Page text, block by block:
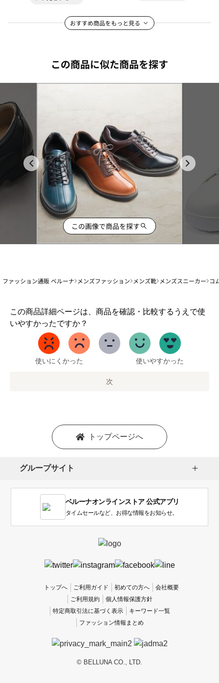
おすすめ商品をもっと見る
この商品に似た商品を探す
この画像で商品を探す
ファッション通販 ベルーナ メンズファッション メンズ靴 メンズスニーカー コ
この商品詳細ページは、商品を確認・比較するうえで使
いやすかったですか？
1
か
い
使いにくかった 使いやすかった
次
トップページへ
グループサイト
ベルーナオンラインストア 公式アプリ
タイムセールなど、お得な情報をお知らせ。
トップへ ご利用ガイド 初めての方へ
会社概要
ご利用規約
個人情報保護方針
特定商取引法に基づく表示
キーワード一覧
ファッション情報まとめ
© BELLUNA CO., LTD.